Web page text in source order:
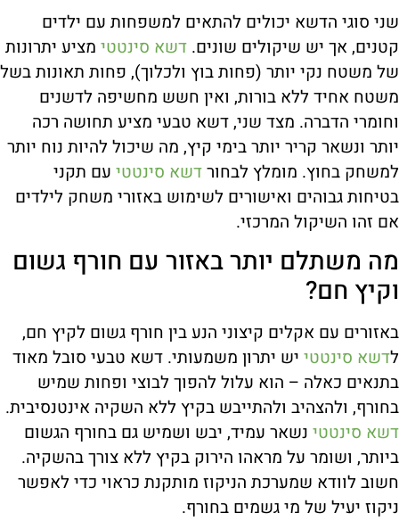
שני סוגי הדשא יכולים להתאים למשפחות עם ילדים
קטנים, אך יש שיקולים שונים. דשא סינטטי מציע יתרונות
של משטח נקי יותר (פחות בוץ ולכלוך), פחות תאונות בשל
משטח אחיד ללא בורות, ואין חשש מחשיפה לדשנים
וחומרי הדברה. מצד שני, דשא טבעי מציע תחושה רכה
יותר ונשאר קריר יותר בימי קיץ, מה שיכול להיות נוח יותר
למשחק בחוץ. מומלץ לבחורדשא סינטטי עם תקני
בטיחות גבוהים ואישורים לשימוש באזורי משחק לילדים
אם זהו השיקול המרכזי.
מה משתלם יותר באזור עם חורף גשום
וקיץ חם?
באזורים עם אקלים קיצוני הנע בין חורף גשום לקיץ חם,
לדשא סינטטי יש יתרון משמעותי. דשא טבעי סובל מאוד
בתנאים כאלה – הוא עלול להפוך לבוצי ופחות שמיש
בחורף, ולהצהיב ולהתייבש בקיץ ללא השקיה אינטנסיבית.
דשא סינטטי נשאר עמיד, יבש ושמיש גם בחורף הגשום
ביותר, ושומר על מראהו הירוק בקיץ ללא צורך בהשקיה.
חשוב לוודא שמערכת הניקוז מותקנת כראוי כדי לאפשר
ניקוז יעיל של מי גשמים בחורף.